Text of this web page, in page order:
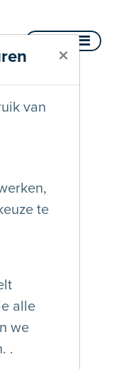
×
van
te
alle
we
.
2026